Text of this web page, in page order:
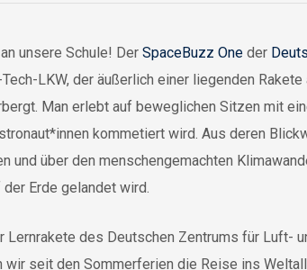
unsere Schule! Der SpaceBuzz One der
LKW, der äußerlich einer liegenden Rakete
Man erlebt auf beweglichen Sitzen mit
kommetiert wird. Aus deren
und über den menschengemachten
Erde gelandet wird.
des Deutschen Zentrums für Luft-
seit den Sommerferien die Reise ins